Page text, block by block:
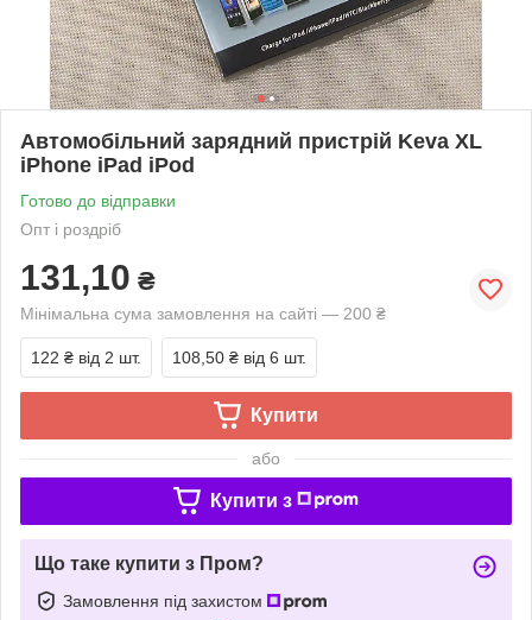
Автомобільний зарядний пристрій Keva XL
iPhone iPad iPod
Готово до відправки
Опт і роздріб
131,10 ₴
Мінімальна сума замовлення на сайті — 200 ₴
122 ₴ від 2 шт. 108,50 ₴ від 6 шт.
Купити
або
Купити з
Що таке купити з Пром?
Замовлення під захистом